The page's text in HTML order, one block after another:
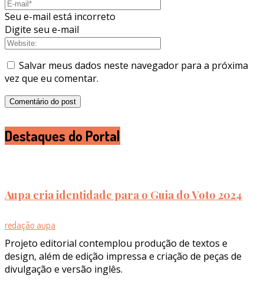
Seu e-mail está incorreto
Digite seu e-mail
Salvar meus dados neste navegador para a próxima
vez que eu comentar.
Destaques do Portal
Aupa cria identidade para o Guia do Voto 2024
redação aupa
Projeto editorial contemplou produção de textos e
design, além de edição impressa e criação de peças de
divulgação e versão inglês.